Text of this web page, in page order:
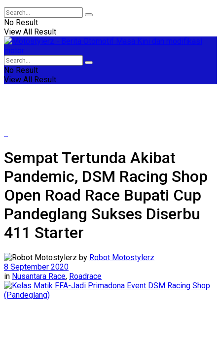
No Result
View All Result
No Result
View All Result
Sempat Tertunda Akibat
Pandemic, DSM Racing Shop
Open Road Race Bupati Cup
Pandeglang Sukses Diserbu
411 Starter
by Robot Motostylerz
8 September 2020
in Nusantara Race, Roadrace